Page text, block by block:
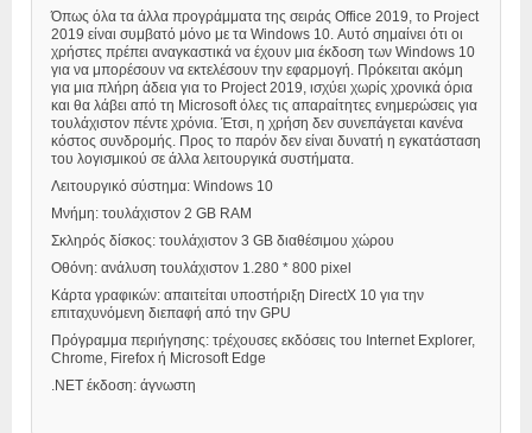
Όπως όλα τα άλλα προγράμματα της σειράς Office 2019, το Project
2019 είναι συμβατό μόνο με τα Windows 10. Αυτό σημαίνει ότι οι
χρήστες πρέπει αναγκαστικά να έχουν μια έκδοση των Windows 10
για να μπορέσουν να εκτελέσουν την εφαρμογή. Πρόκειται ακόμη
για μια πλήρη άδεια για το Project 2019, ισχύει χωρίς χρονικά όρια
και θα λάβει από τη Microsoft όλες τις απαραίτητες ενημερώσεις για
τουλάχιστον πέντε χρόνια. Έτσι, η χρήση δεν συνεπάγεται κανένα
κόστος συνδρομής. Προς το παρόν δεν είναι δυνατή η εγκατάσταση
του λογισμικού σε άλλα λειτουργικά συστήματα.
Λειτουργικό σύστημα: Windows 10
Μνήμη: τουλάχιστον 2 GB RAM
Σκληρός δίσκος: τουλάχιστον 3 GB διαθέσιμου χώρου
Οθόνη: ανάλυση τουλάχιστον 1.280 * 800 pixel
Κάρτα γραφικών: απαιτείται υποστήριξη DirectX 10 για την
επιταχυνόμενη διεπαφή από την GPU
Πρόγραμμα περιήγησης: τρέχουσες εκδόσεις του Internet Explorer,
Chrome, Firefox ή Microsoft Edge
.NET έκδοση: άγνωστη